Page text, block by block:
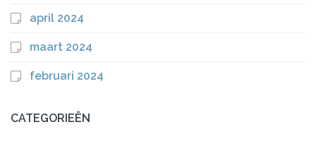
april 2024
maart 2024
februari 2024
CATEGORIEËN